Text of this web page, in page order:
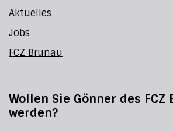
Aktuelles
Jobs
FCZ Brunau
Wollen Sie Gönner des FCZ
werden?